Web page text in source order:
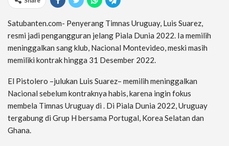
Satubanten.com- Penyerang Timnas Uruguay, Luis Suarez,
resmi jadi pengangguran jelang Piala Dunia 2022. Ia memilih
meninggalkan sang klub, Nacional Montevideo, meski masih
memiliki kontrak hingga 31 Desember 2022.
El Pistolero –julukan Luis Suarez– memilih meninggalkan
Nacional sebelum kontraknya habis, karena ingin fokus
membela Timnas Uruguay di . Di Piala Dunia 2022, Uruguay
tergabung di Grup H bersama Portugal, Korea Selatan dan
Ghana.